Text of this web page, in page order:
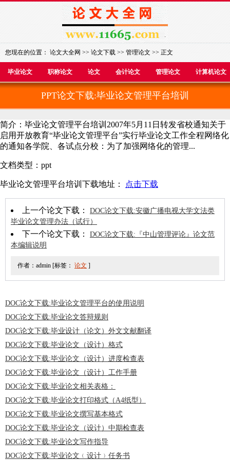
您现在的位置：论文大全网>>论文下载>>管理论文>> 正文
毕业论文 职称论文 论文 会计论文 管理论文 计算机论文
PPT论文下载:毕业论文管理平台培训
简介：毕业论文管理平台培训2007年5月11日转发省校通知关于
启用开放教育“毕业论文管理平台”实行毕业论文工作全程网络化
的通知各学院、各试点分校：为了加强网络化的管理...
文档类型：ppt
毕业论文管理平台培训下载地址： 点击下载
上一个论文下载： DOC论文下载:安徽广播电视大学文法类
毕业论文管理办法（试行）
下一个论文下载： DOC论文下载:『中山管理评论』论文范
本编辑说明
作者：admin [标签： 论文 ]
DOC论文下载:毕业论文管理平台的使用说明
DOC论文下载:毕业论文答辩规则
DOC论文下载:毕业设计（论文）外文文献翻译
DOC论文下载:毕业论文（设计）格式
DOC论文下载:毕业论文（设计）进度检查表
DOC论文下载:毕业论文（设计）工作手册
DOC论文下载:毕业论文相关表格：
DOC论文下载:毕业论文打印格式（A4纸型）
DOC论文下载:毕业论文撰写基本格式
DOC论文下载:毕业论文（设计）中期检查表
DOC论文下载:毕业论文写作指导
DOC论文下载:毕业论文﹙设计﹚任务书